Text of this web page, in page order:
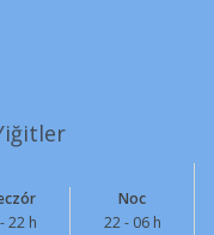
22 h
Noc
22 - 06 h